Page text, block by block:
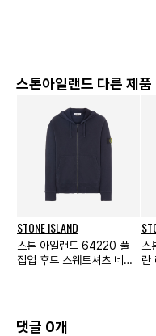
스톤아일랜드 다른 제품
STONE ISLAND
스톤 아일랜드 64220 풀
집업 후드 스웨트셔츠 네이
스
란
댓글 0개